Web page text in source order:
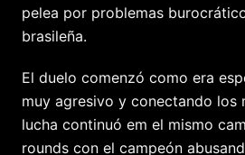
pelea por problemas
brasileña.
El duelo comenzó como era
muy agresivo y conectando los
lucha continuó em el mismo
rounds con el campeón